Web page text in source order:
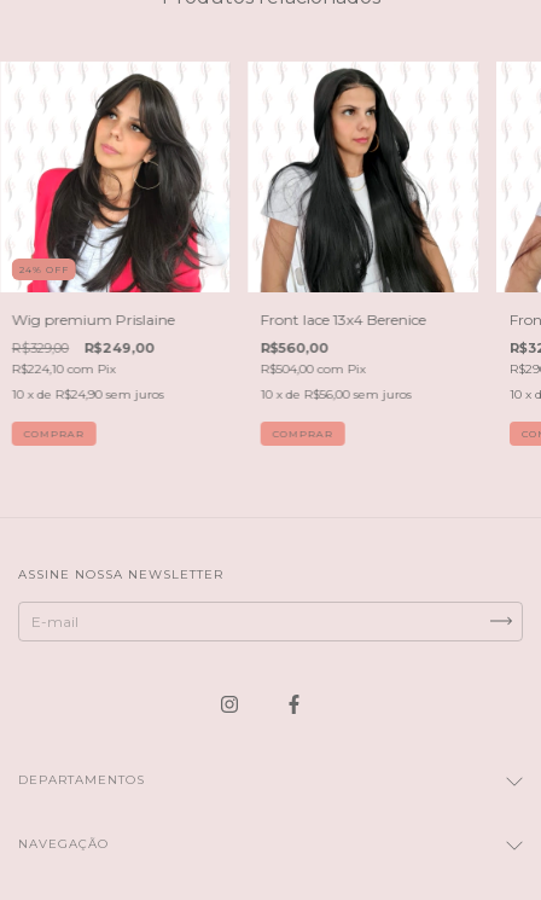
24% OFF
Wig premium Prislaine
R$329,00 R$249,00
R$224,10com Pix
10 x de R$24,90 sem juros
Front lace 13x4 Berenice
R$560,00
R$504,00com Pix
10 x de R$56,00 sem juros
10 x
ASSINE NOSSA NEWSLETTER
DEPARTAMENTOS
NAVEGAÇÃO